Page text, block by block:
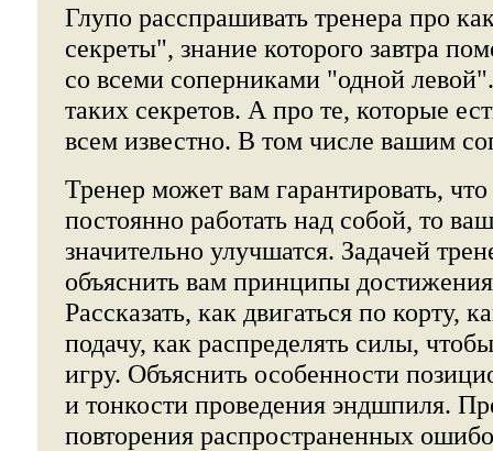
Глупо расспрашивать тренера про
секреты", знание которого завтра
со всеми соперниками "одной
таких секретов. А про те, которые
всем известно. В том числе вашим
Тренер может вам гарантировать,
постоянно работать над собой, то
значительно улучшатся. Задачей
объяснить вам принципы достижения
Рассказать, как двигаться по корту,
подачу, как распределять силы,
игру. Объяснить особенности
и тонкости проведения эндшпиля.
повторения распространенных